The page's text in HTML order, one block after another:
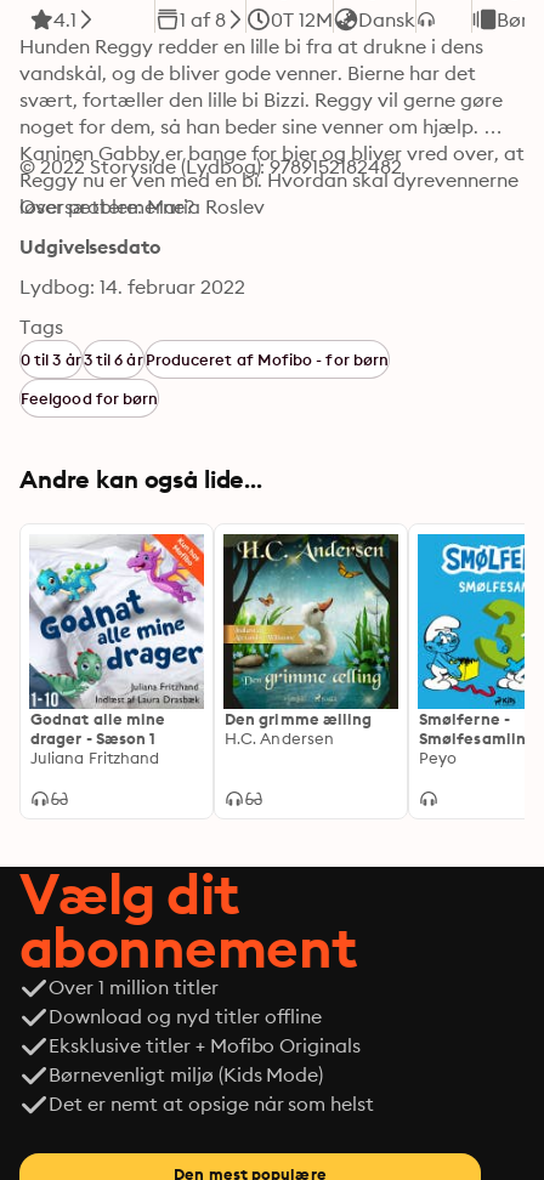
4.1 1 af 8 0T 12M Dansk
Hunden Reggy redder en lille bi fra at drukne i dens
vandskål, og de bliver gode venner. Bierne har det
svært, fortæller den lille bi Bizzi. Reggy vil gerne gøre
noget for dem, så han beder sine venner om hjælp.
Kaninen Gabby er bange for bier og bliver vred over, at
Reggy nu er ven med en bi. Hvordan skal dyrevennerne
løser problemerne?
© 2022 Storyside (Lydbog): 9789152182482
Oversættere: Maria Roslev
Udgivelsesdato
Lydbog: 14. februar 2022
Tags
0 til 3 år3 til 6 årProduceret af Mofibo - for børn
Feelgood for børn
Andre kan også lide...
Godnat alle mine
drager - Sæson 1
Juliana Fritzhand
Den grimme ælling
H.C. Andersen
Smølferne -
Smølfesamling
Peyo
Vælg dit
abonnement
Over 1 million titler
Download og nyd titler offline
Eksklusive titler + Mofibo Originals
Børnevenligt miljø (Kids Mode)
Det er nemt at opsige når som helst
Den mest populære